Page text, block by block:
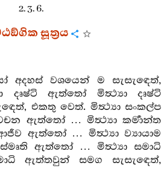
2. 3. 6.
සූත්‍රය
අදහස් වශයෙන් ම සැසැඳෙත්,
දෘෂ්ටි ඇත්තෝ මිත්‍ථ්‍යා දෘෂ්ටි
එකතු වෙත්. මිත්‍ථ්‍යා සංකල්ප
ඇත්තෝ … මිත්‍ථ්‍යා කර්‍මාන්ත
ඇත්තෝ … මිත්‍ථ්‍යා ව්‍යායාම
ඇත්තෝ … මිත්‍ථ්‍යා සමාධි
ඇත්තවුන් සමග සැසැඳෙත්,